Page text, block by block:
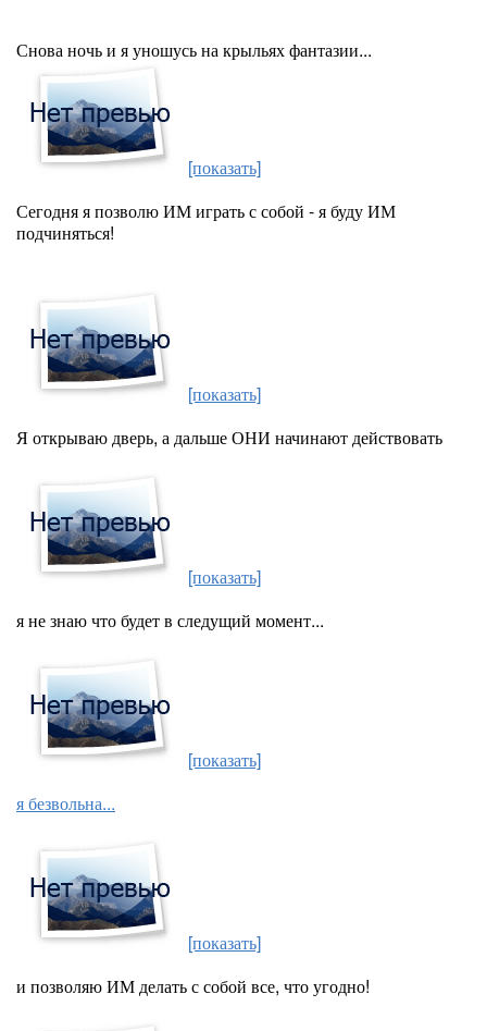
Снова ночь и я уношусь на крыльях фантазии...
[показать]
Сегодня я позволю ИМ играть с собой - я буду ИМ
подчиняться!
[показать]
Я открываю дверь, а дальше ОНИ начинают действовать
[показать]
я не знаю что будет в следущий момент...
[показать]
я безвольна...
[показать]
и позволяю ИМ делать с собой все, что угодно!